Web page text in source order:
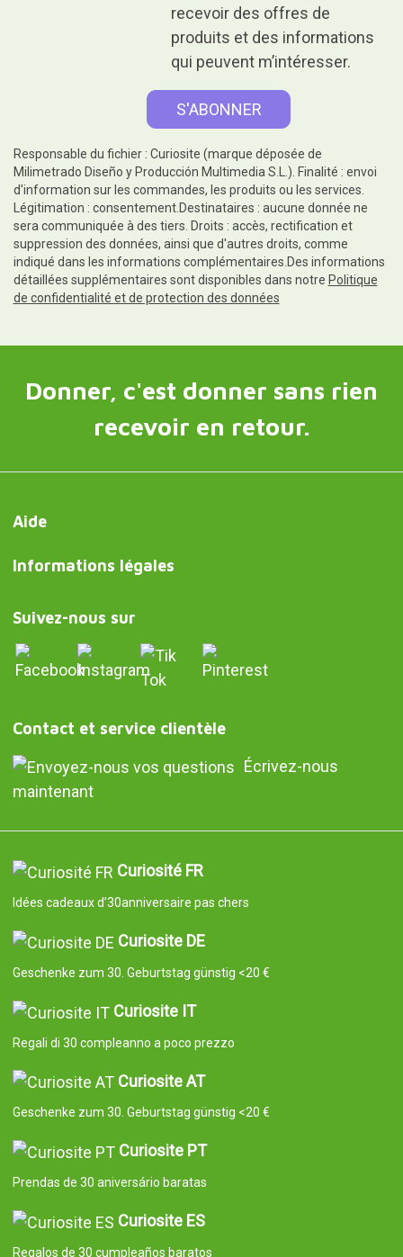
recevoir des offres de
produits et des informations
qui peuvent m’intéresser.
Responsable du fichier : Curiosite (marque déposée de
Milimetrado Diseño y Producción Multimedia S.L.). Finalité : envoi
d'information sur les commandes, les produits ou les services.
Légitimation : consentement.Destinataires : aucune donnée ne
sera communiquée à des tiers. Droits : accès, rectification et
suppression des données, ainsi que d'autres droits, comme
indiqué dans les informations complémentaires.Des informations
détaillées supplémentaires sont disponibles dans notre Politique
de confidentialité et de protection des données
Donner, c'est donner sans rien
recevoir en retour.
Aide
Informations légales
Suivez-nous sur
Contact et service clientèle
Écrivez-nous
maintenant
Curiosité FR
Idées cadeaux d’30anniversaire pas chers
Curiosite DE
Geschenke zum 30. Geburtstag günstig <20 €
Curiosite IT
Regali di 30 compleanno a poco prezzo
Curiosite AT
Geschenke zum 30. Geburtstag günstig <20 €
Curiosite PT
Prendas de 30 aniversário baratas
Curiosite ES
Regalos de 30 cumpleaños baratos